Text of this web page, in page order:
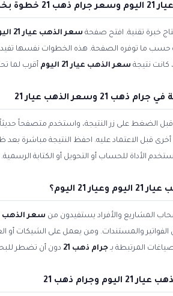
بخطوة
خبرة تقنية. افتح صفحة سعر الذهب عيار 21 اليوم
حسب ما توفره الصفحة. هذه الخطوات نفسها
كانت نتيجة سعر الذهب عيار 21 اليوم أقرب لما
21 وسعر الذهب عيار 21
الضغط على زر النتيجة، واستخدم متصفحاً حديثاً
أخرى قبل الاعتماد عليه. احفظ النتيجة مباشرة
الأداة للحساب أو التحويل أو الكتابة الرسمية.
21 اليوم؟
المشاريع والأفراد يستفيدون من سعر الذهب عيار
الفواتير والمستندات. ومن يعمل على الشيكات أو
المرتبطة بـ جرام ذهب 21 دون أن تضطر
وجرام ذهب 21